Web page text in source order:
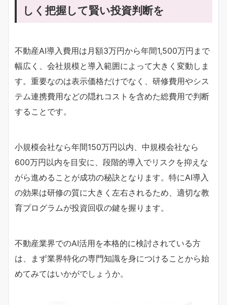
しく把握して賢い投資判断を
不動産AI導入費用は月額3万円から年間1,500万円まで
幅広く、会社規模と導入範囲によって大きく変動しま
す。重要なのは表示価格だけでなく、研修費用やシス
テム連携費用などの隠れコストを含めた総費用で判断
することです。
小規模会社なら年間150万円以内、中規模会社なら
600万円以内を目安に、段階的導入でリスクを抑えな
がら進めることが成功の秘訣となります。特にAI導入
の効果は研修の質に大きく左右されるため、適切な教
育プログラムが投資回収の鍵を握ります。
不動産業界でのAI活用を本格的に検討されている方
は、まず業界特化の専門知識を身につけることから始
めてみてはいかがでしょうか。